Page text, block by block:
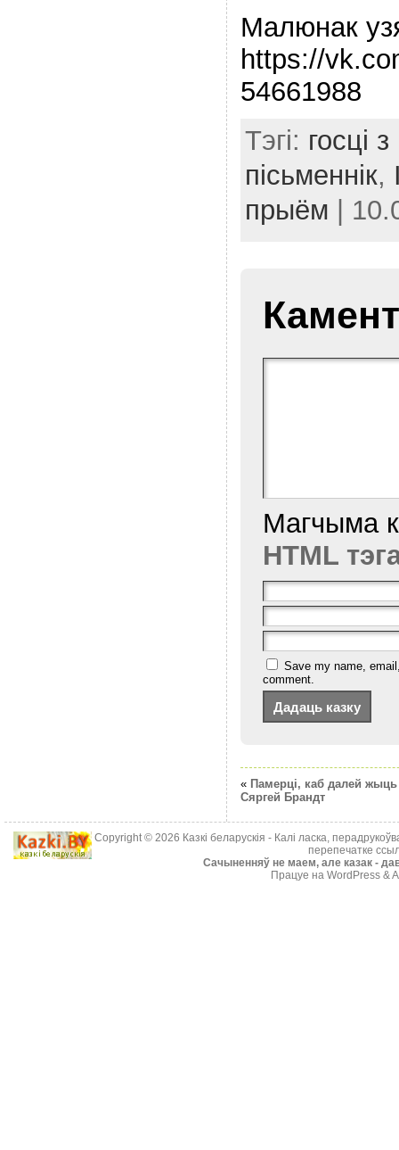
Малюнак
https://
54661988
Тэгі: госці
пісьменнік,
прыём |
Магчыма
HTML
Save my name,
comment.
« Памерці, каб далей
Сяргей Брандт
Copyright © 2026 Казкі беларускія - Калі ласка,
перепечатке
Cачыненняў не маем, але казак -
Працуе на WordPress &